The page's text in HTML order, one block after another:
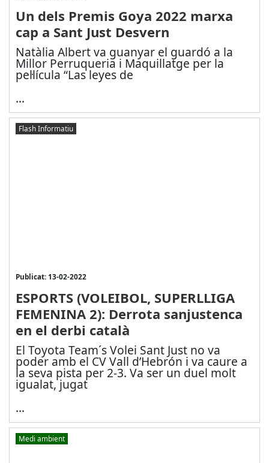
Un dels Premis Goya 2022 marxa
cap a Sant Just Desvern
Natàlia Albert va guanyar el guardó a la
Millor Perruqueria i Maquillatge per la
pel·lícula “Las leyes de
...
Flash Informatiu
Publicat: 13-02-2022
ESPORTS (VOLEIBOL, SUPERLLIGA
FEMENINA 2): Derrota sanjustenca
en el derbi català
El Toyota Team´s Volei Sant Just no va
poder amb el CV Vall d’Hebrón i va caure a
la seva pista per 2-3. Va ser un duel molt
igualat, jugat
...
Medi ambient